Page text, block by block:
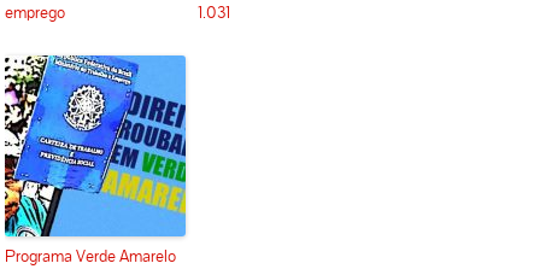
emprego
1.031
Programa Verde Amarelo